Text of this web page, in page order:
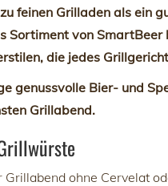
feinen Grilladen als ein
Sortiment von SmartBeer
die jedes
genussvolle Bier- und
Grillabend.
Grillabend ohne Cervelat